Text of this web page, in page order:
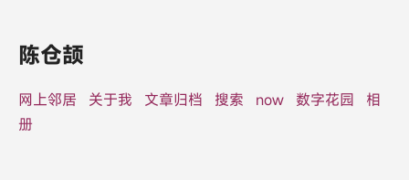
陈仓颉
网上邻居 关于我 文章归档 搜索 now 数字花园
相
册